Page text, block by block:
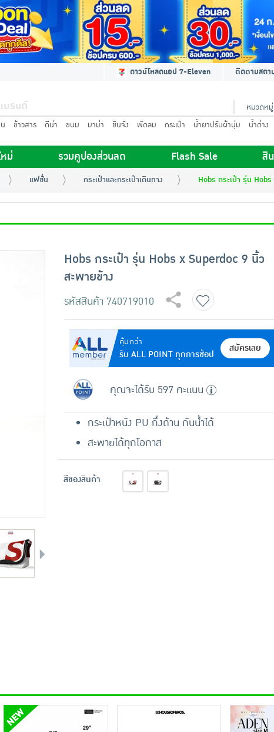
ดาวน์โหลดแอป 7-Eleven ติดตามสถา
หมวดห
ข้าวสาร ดีน่า ขนม มาม่า ชินจัง พัดลม กระเป๋า น้ำยาปรับผ้านุ่ม น้ำด่าง
ม่ รวมคูปองส่วนลด Flash Sale สิ
แฟชั่น กระเป๋าและกระเป๋าเดินทาง Hobs กระเป๋า รุ่น
Hobs กระเป๋า รุ่น Hobs x Superdoc 9 นิ้ว
สะพายข้าง
รหัสสินค้า 740719010
คุ้มกว่า
รับ ALL POINT ทุกการช้อป
สมัครเลย
คุณจะได้รับ 597 คะแนน
กระเป๋าหนัง PU กึ่งด้าน กันน้ำได้
สะพายได้ทุกโอกาส
สีของสินค้า